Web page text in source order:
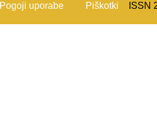
Pogoji uporabe Piškotki ISSN